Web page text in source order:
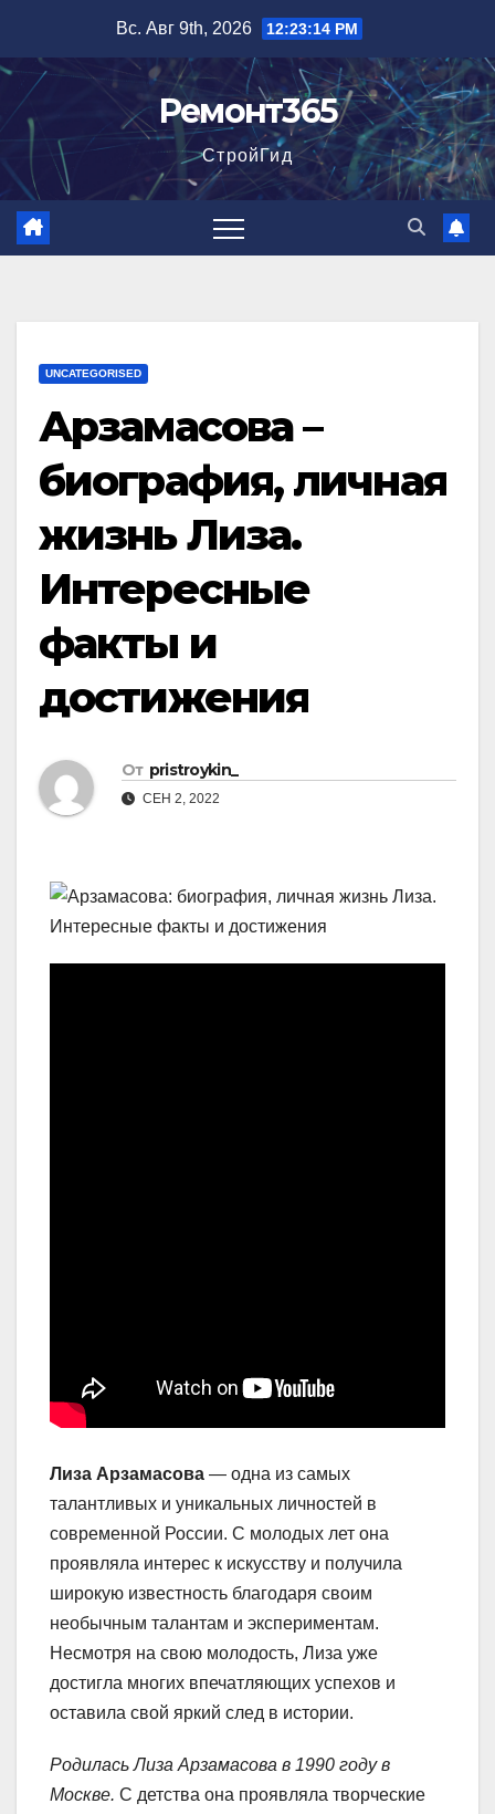
содержимому
Вс. Авг 9th, 2026 12:23:15 PM
Ремонт365
СтройГид
UNCATEGORISED
Арзамасова –
биография, личная
жизнь Лиза.
Интересные
факты и
достижения
От pristroykin_
СЕН 2, 2022
Лиза Арзамасова — одна из самых
талантливых и уникальных личностей в
современной России. С молодых лет она
проявляла интерес к искусству и получила
широкую известность благодаря своим
необычным талантам и экспериментам.
Несмотря на свою молодость, Лиза уже
достигла многих впечатляющих успехов и
оставила свой яркий след в истории.
Родилась Лиза Арзамасова в 1990 году в
Москве. С детства она проявляла творческие